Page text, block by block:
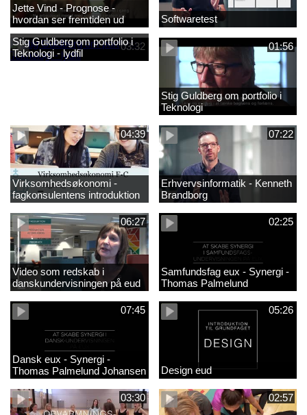
Jette Vind - Prognose -
hvordan ser fremtiden ud
Softwaretest
03:32
Stig Guldberg om portfolio i
Teknologi - lydfil
01:56
Stig Guldberg om portfolio i
Teknologi
04:39
Virksomhedsøkonomi -
fagkonsulentens introduktion
til faget 2
07:22
Erhvervsinformatik - Kenneth
Brandborg
06:27
Video som redskab i
danskundervisningen på eud
02:25
Samfundsfag eux - Synergi -
Thomas Palmelund
07:45
Dansk eux - Synergi -
Thomas Palmelund Johansen
05:26
Design eud
03:30 02:57